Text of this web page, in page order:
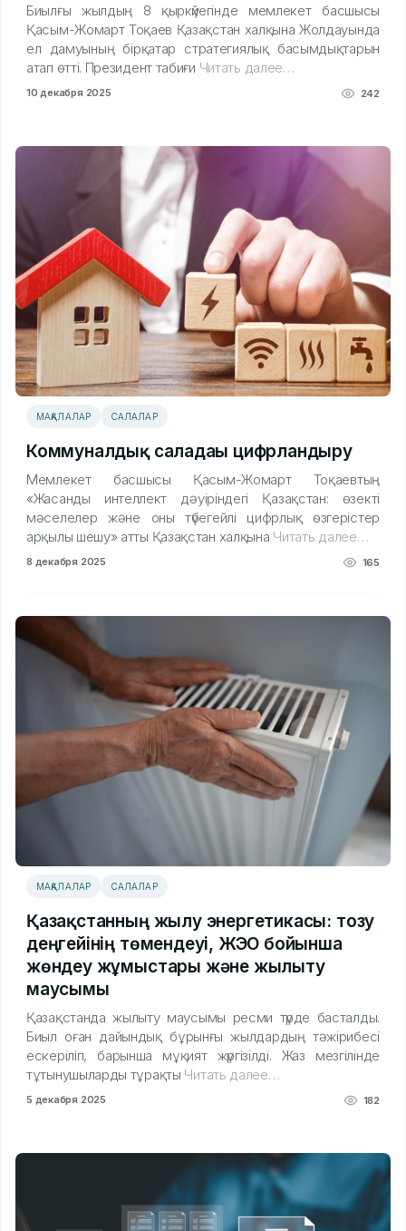
Биылғы жылдың 8 қыркүйегінде мемлекет басшысы
Қасым-Жомарт Тоқаев Қазақстан халқына Жолдауында
ел дамуының бірқатар стратегиялық басымдықтарын
атап өтті. Президент табиғи Читать далее…
10 декабря 2025 242
МАҚАЛАЛАР САЛАЛАР
Коммуналдық саладағы цифрландыру
Мемлекет басшысы Қасым-Жомарт Тоқаевтың
«Жасанды интеллект дәуіріндегі Қазақстан: өзекті
мәселелер және оны түбегейлі цифрлық өзгерістер
арқылы шешу» атты Қазақстан халқына Читать далее…
8 декабря 2025 165
МАҚАЛАЛАР САЛАЛАР
Қазақстанның жылу энергетикасы: тозу
деңгейінің төмендеуі, ЖЭО бойынша
жөндеу жұмыстары және жылыту
маусымы
Қазақстанда жылыту маусымы ресми түрде басталды.
Биыл оған дайындық бұрынғы жылдардың тәжірибесі
ескеріліп, барынша мұқият жүргізілді. Жаз мезгілінде
тұтынушыларды тұрақты Читать далее…
5 декабря 2025 182